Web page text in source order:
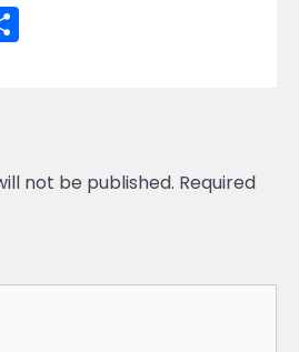
not be published. Required